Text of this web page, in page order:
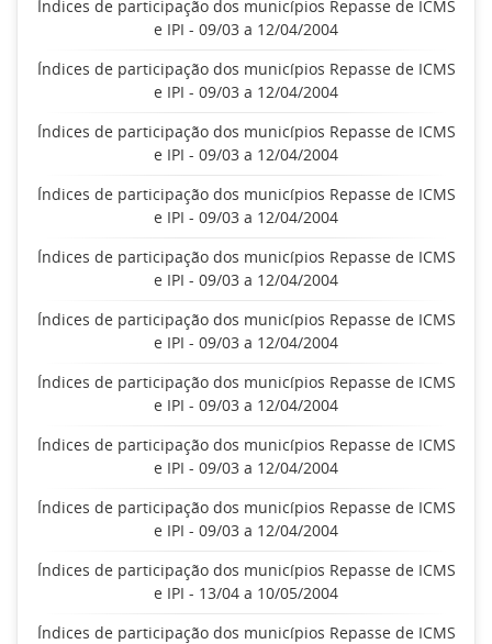
Índices de participação dos municípios Repasse de ICMS
e IPI - 09/03 a 12/04/2004
Índices de participação dos municípios Repasse de ICMS
e IPI - 09/03 a 12/04/2004
Índices de participação dos municípios Repasse de ICMS
e IPI - 09/03 a 12/04/2004
Índices de participação dos municípios Repasse de ICMS
e IPI - 09/03 a 12/04/2004
Índices de participação dos municípios Repasse de ICMS
e IPI - 09/03 a 12/04/2004
Índices de participação dos municípios Repasse de ICMS
e IPI - 09/03 a 12/04/2004
Índices de participação dos municípios Repasse de ICMS
e IPI - 09/03 a 12/04/2004
Índices de participação dos municípios Repasse de ICMS
e IPI - 09/03 a 12/04/2004
Índices de participação dos municípios Repasse de ICMS
e IPI - 09/03 a 12/04/2004
Índices de participação dos municípios Repasse de ICMS
e IPI - 13/04 a 10/05/2004
Índices de participação dos municípios Repasse de ICMS